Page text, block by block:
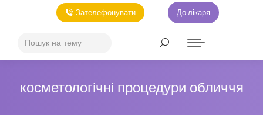
Зателефонувати До лікаря
косметологічні процедури обличчя